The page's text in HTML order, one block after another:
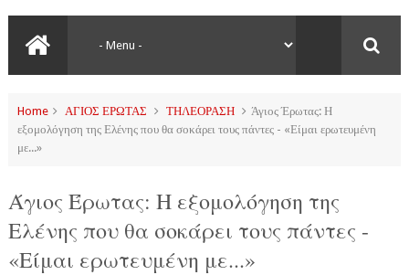
Home ΑΓΙΟΣ ΕΡΩΤΑΣ ΤΗΛΕΟΡΑΣΗ
Άγιος Έρωτας: Η
εξομολόγηση της Ελένης που θα σοκάρει τους πάντες - «Είμαι ερωτευμένη
με...»
Άγιος Έρωτας: Η εξομολόγηση της
Ελένης που θα σοκάρει τους πάντες -
«Είμαι ερωτευμένη με...»